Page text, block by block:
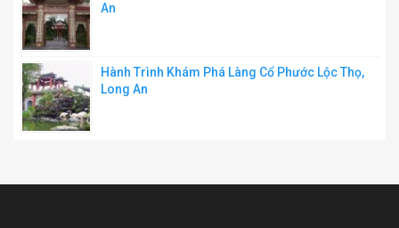
An
Hành Trình Khám Phá Làng Cổ Phước Lộc Thọ,
Long An